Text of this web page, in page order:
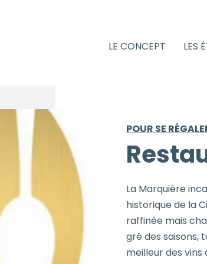
LE CONCEPT LES
POUR SE
La Marquière
historique de la
raffinée mais
gré des saisons,
meilleur des